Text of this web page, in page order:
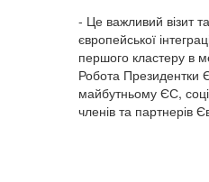
- Це важливий візит
європейської
першого кластеру в
Робота Президентки
майбутньому ЄС,
членів та партнерів